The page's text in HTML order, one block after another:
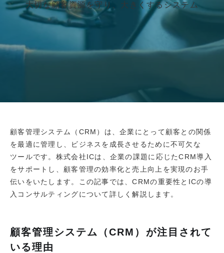
大切な顧客資源を守り、大きくするシステム
顧客管理システム（CRM）は、企業にとって顧客との関係
を最適に管理し、ビジネスを成長させるために不可欠な
ツールです。株式会社ICは、企業の課題に応じたCRM導入
をサポートし、顧客管理の効率化と売上向上を実現のお手
伝いをいたします。この記事では、CRMの重要性とICの導
入コンサルティングについて詳しく解説します。
顧客管理システム（CRM）が注目されて
いる理由